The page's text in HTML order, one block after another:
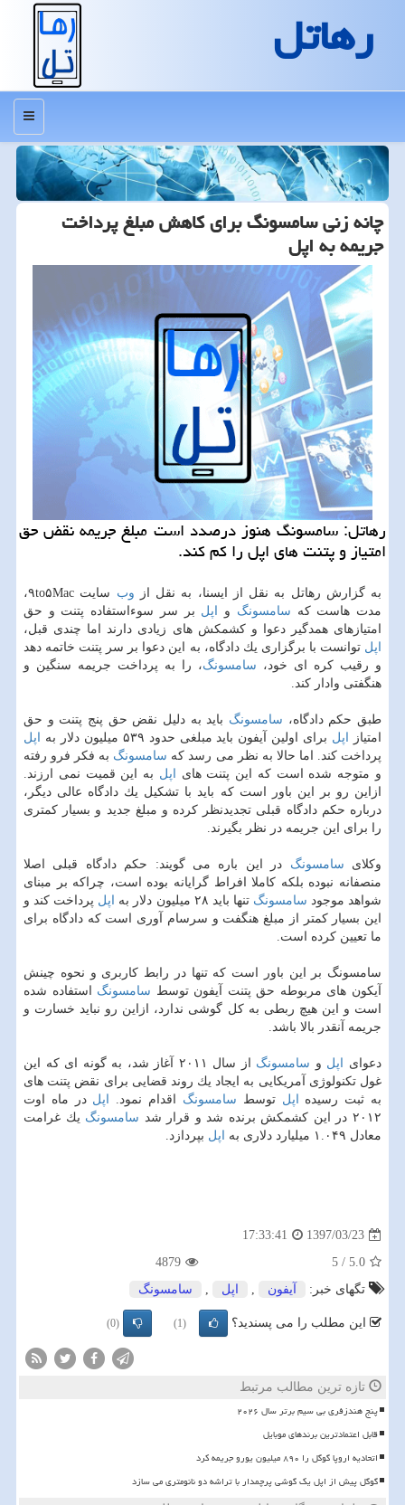
رهاتل
منو
چانه زنی سامسونگ برای كاهش مبلغ پرداخت
جریمه به اپل
رهاتل: سامسونگ هنوز درصدد است مبلغ جریمه نقض حق
امتیاز و پتنت های اپل را كم كند.
به گزارش رهاتل به نقل از ایسنا، به نقل از وب
سایت ۹to۵Mac،
مدت هاست كه سامسونگ و اپل بر سر سوءاستفاده پتنت و حق
امتیازهای همدگیر دعوا و كشمكش های زیادی دارند اما چندی قبل،
اپل توانست با برگزاری یك دادگاه، به این دعوا بر سر پتنت خاتمه دهد
و رقیب كره ای خود، سامسونگ، را به پرداخت جریمه سنگین و
هنگفتی وادار كند.
طبق حكم دادگاه، سامسونگ باید به دلیل نقض حق پنج پتنت و حق
امتیاز اپل برای اولین آیفون باید مبلغی حدود ۵۳۹ میلیون دلار به
اپل
پرداخت كند. اما حالا به نظر می رسد كه سامسونگ به فكر فرو رفته
و متوجه شده است كه این پتنت های اپل به این قمیت نمی ارزند.
ازاین رو بر این باور است كه باید با تشكیل یك دادگاه عالی دیگر،
درباره حكم دادگاه قبلی تجدیدنظر كرده و مبلغ جدید و بسیار كمتری
را برای این جریمه در نظر بگیرند.
وكلای سامسونگ در این باره می گویند: حكم دادگاه قبلی اصلا
منصفانه نبوده بلكه كاملا افراط گرایانه بوده است، چراكه بر مبنای
شواهد موجود سامسونگ تنها باید ۲۸ میلیون دلار به اپل پرداخت كند و
این بسیار كمتر از مبلغ هنگفت و سرسام آوری است كه دادگاه برای
ما تعیین كرده است.
سامسونگ بر این باور است كه تنها در رابط كاربری و نحوه چینش
آیكون های مربوطه حق پتنت آیفون توسط سامسونگ استفاده شده
است و این هیچ ربطی به كل گوشی ندارد، ازاین رو نباید خسارت و
جریمه آنقدر بالا باشد.
دعوای اپل و سامسونگ
از سال ۲۰۱۱ آغاز شد، به گونه ای كه این
غول تكنولوژی آمریكایی به ایجاد یك روند قضایی برای نقض پتنت های
به ثبت رسیده اپل توسط سامسونگ اقدام نمود. اپل در ماه اوت
۲۰۱۲ در این كشمكش برنده شد و قرار شد
سامسونگ یك غرامت
معادل ۱.۰۴۹ میلیارد دلاری به
اپل بپردازد.
1397/03/23
17:33:41
5.0
/
5
4879
تگهای خبر:
آیفون , اپل , سامسونگ
این مطلب را می پسندید؟ (1)
(0)
تازه ترین مطالب مرتبط
پنج هندزفری بی سیم برتر سال ۲۰۲۶
قابل اعتمادترین برندهای موبایل
اتحادیه اروپا گوگل را ۸۹۰ میلیون یورو جریمه کرد
گوگل پیش از اپل یک گوشی پرچمدار با تراشه دو نانومتری می سازد